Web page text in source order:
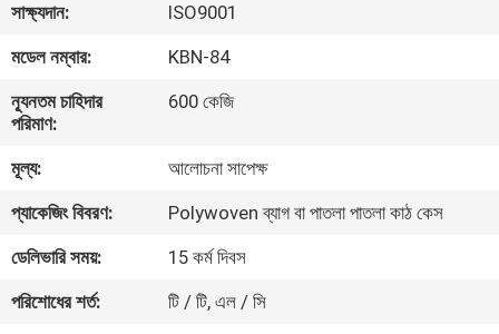
কারখানা
ভ্রমণ
নিয়ন্ত্রণ
যোগাযোগ
করুন
সাক্ষ্যদান:
ISO9001
মডেল নম্বার:
KBN-84
ন্যূনতম চাহিদার
পরিমাণ:
600 কেজি
মূল্য:
আলোচনা সাপেক্ষ
প্যাকেজিং বিবরণ:
Polywoven ব্যাগ বা পাতলা পাতলা কাঠ কেস
ডেলিভারি সময়:
15 কর্ম দিবস
পরিশোধের শর্ত:
টি / টি, এল / সি